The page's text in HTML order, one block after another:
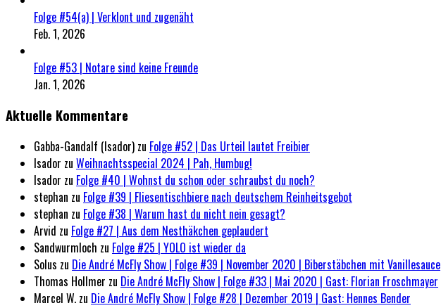
Folge #54(a) | Verklont und zugenäht
Feb. 1, 2026
Folge #53 | Notare sind keine Freunde
Jan. 1, 2026
Aktuelle Kommentare
Gabba-Gandalf (Isador) zu Folge #52 | Das Urteil lautet Freibier
Isador zu Weihnachtsspecial 2024 | Pah, Humbug!
Isador zu Folge #40 | Wohnst du schon oder schraubst du noch?
stephan zu Folge #39 | Fliesentischbiere nach deutschem Reinheitsgebot
stephan zu Folge #38 | Warum hast du nicht nein gesagt?
Arvid zu Folge #27 | Aus dem Nesthäkchen geplaudert
Sandwurmloch zu Folge #25 | YOLO ist wieder da
Solus zu Die André McFly Show | Folge #39 | November 2020 | Biberstäbchen mit Vanillesauce
Thomas Hollmer zu Die André McFly Show | Folge #33 | Mai 2020 | Gast: Florian Froschmayer
Marcel W. zu Die André McFly Show | Folge #28 | Dezember 2019 | Gast: Hennes Bender